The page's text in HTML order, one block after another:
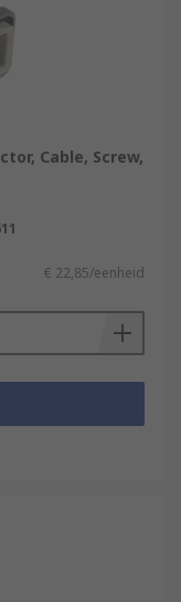
Cable, Screw,
€ 22,85/eenheid